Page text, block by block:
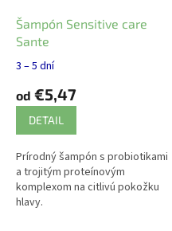
Šampón Sensitive care
Sante
3 – 5 dní
od €5,47
DETAIL
Prírodný šampón s probiotikami
a trojitým proteínovým
komplexom na citlivú pokožku
hlavy.